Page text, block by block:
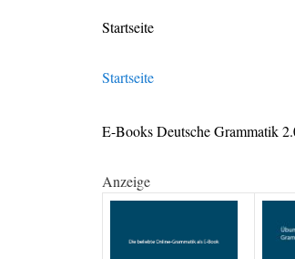
Startseite
Startseite
E-Books Deutsche Grammatik
Anzeige